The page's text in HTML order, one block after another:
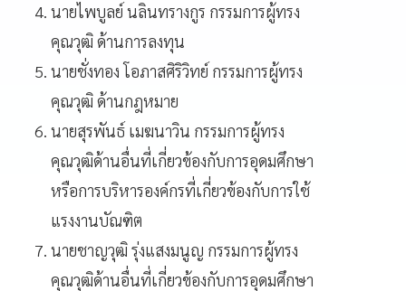
นายไพบูลย์ นลินทรางกูร กรรมการผู้ทรง
คุณวุฒิ ด้านการลงทุน
นายชั่งทอง โอภาสศิริวิทย์ กรรมการผู้ทรง
คุณวุฒิ ด้านกฎหมาย
นายสุรพันธ์ เมฆนาวิน กรรมการผู้ทรง
คุณวุฒิด้านอื่นที่เกี่ยวข้องกับการอุดมศึกษา
หรือการบริหารองค์กรที่เกี่ยวข้องกับการใช้
แรงงานบัณฑิต
นายชาญวุฒิ รุ่งแสงมนูญ กรรมการผู้ทรง
คุณวุฒิด้านอื่นที่เกี่ยวข้องกับการอุดมศึกษา